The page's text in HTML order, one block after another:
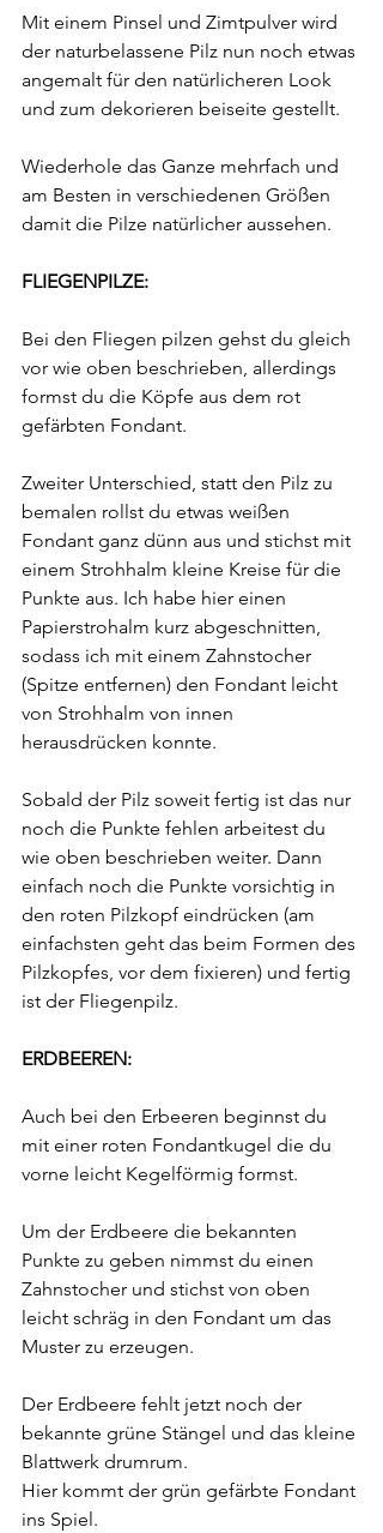
Mit einem Pinsel und Zimtpulver wird
der naturbelassene Pilz nun noch etwas
angemalt für den natürlicheren Look
und zum dekorieren beiseite gestellt.
Wiederhole das Ganze mehrfach und
am Besten in verschiedenen Größen
damit die Pilze natürlicher aussehen.
FLIEGENPILZE:
Bei den Fliegen pilzen gehst du gleich
vor wie oben beschrieben, allerdings
formst du die Köpfe aus dem rot
gefärbten Fondant.
Zweiter Unterschied, statt den Pilz zu
bemalen rollst du etwas weißen
Fondant ganz dünn aus und stichst mit
einem Strohhalm kleine Kreise für die
Punkte aus. Ich habe hier einen
Papierstrohalm kurz abgeschnitten,
sodass ich mit einem Zahnstocher
(Spitze entfernen) den Fondant leicht
von Strohhalm von innen
herausdrücken konnte.
Sobald der Pilz soweit fertig ist das nur
noch die Punkte fehlen arbeitest du
wie oben beschrieben weiter. Dann
einfach noch die Punkte vorsichtig in
den roten Pilzkopf eindrücken (am
einfachsten geht das beim Formen des
Pilzkopfes, vor dem fixieren) und fertig
ist der Fliegenpilz.
ERDBEEREN:
Auch bei den Erbeeren beginnst du
mit einer roten Fondantkugel die du
vorne leicht Kegelförmig formst.
Um der Erdbeere die bekannten
Punkte zu geben nimmst du einen
Zahnstocher und stichst von oben
leicht schräg in den Fondant um das
Muster zu erzeugen.
Der Erdbeere fehlt jetzt noch der
bekannte grüne Stängel und das kleine
Blattwerk drumrum.
Hier kommt der grün gefärbte Fondant
ins Spiel.